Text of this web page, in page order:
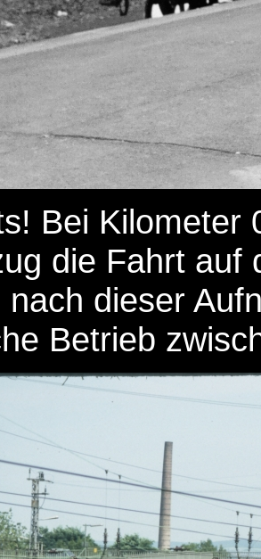
Bei Kilometer
die Fahrt auf
nach dieser
Betrieb